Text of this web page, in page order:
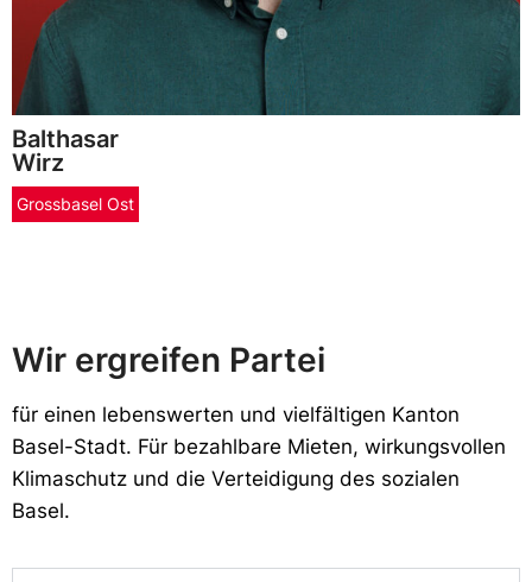
Balthasar
Wirz
Grossbasel Ost
Wir ergreifen Partei
für einen lebenswerten und vielfältigen Kanton
Basel-Stadt. Für bezahlbare Mieten, wirkungsvollen
Klimaschutz und die Verteidigung des sozialen
Basel.